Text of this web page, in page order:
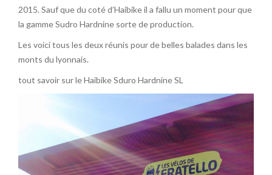
2015. Sauf que du coté d’Haibike il a fallu un moment pour que
la gamme Sudro Hardnine sorte de production.
Les voici tous les deux réunis pour de belles balades dans les
monts du lyonnais.
tout savoir sur le Haibike Sduro Hardnine SL